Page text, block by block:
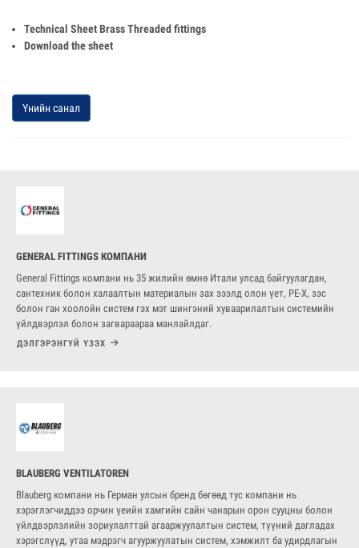
Technical Sheet Brass Threaded fittings
Download the sheet
Үнийн санал
GENERAL FITTINGS КОМПАНИ
General Fittings компани нь 35 жилийн өмнө Итали улсад байгуулагдан,
сантехник болон халаалтын материалын зах зээлд олон үет, PE-X, зэс
болон ган хоолойн систем гэх мэт шингэний хуваарилалтын системийн
үйлдвэрлэл болон загвараараа манлайлдаг.
ДЭЛГЭРЭНГҮЙ ҮЗЭХ
BLAUBERG VENTILATOREN
Blauberg компани нь Герман улсын бренд бөгөөд тус компани нь
хэрэглэгчиддээ орчин үеийн хамгийн сайн чанарын орон сууцны болон
үйлдвэрлэлийн зориулалттай агааржуулалтын систем, түүний дагладах
хэрэгслүүд, утаа мэдрэгч агууржуулатын систем, хэмжилт ба удирдлагын